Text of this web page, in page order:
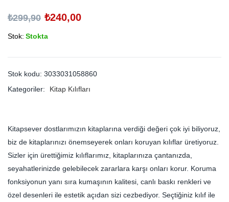
₺299,90 ₺240,00
Stok: Stokta
Stok kodu: 3033031058860
Kategoriler:
Kitap Kılıfları
Kitapsever dostlarımızın kitaplarına verdiği değeri çok iyi biliyoruz,
biz de kitaplarınızı önemseyerek onları koruyan kılıflar üretiyoruz.
Sizler için ürettiğimiz kılıflarımız, kitaplarınıza çantanızda,
seyahatlerinizde gelebilecek zararlara karşı onları korur. Koruma
fonksiyonun yanı sıra kumaşının kalitesi, canlı baskı renkleri ve
özel desenleri ile estetik açıdan sizi cezbediyor. Seçtiğiniz kılıf ile